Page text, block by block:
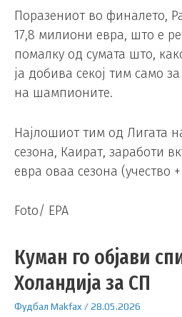
Поразениот во финалето,
17,8 милиони евра, што е
помалку од сумата што,
ја добива секој тим само
на шампионите.
Најлошиот тим од Лигата
сезона, Каират, заработи
евра оваа сезона (учество
Foto/ EPA
Куман го објави
Холандија за СП
Фудбал Makfax/28.05.2026